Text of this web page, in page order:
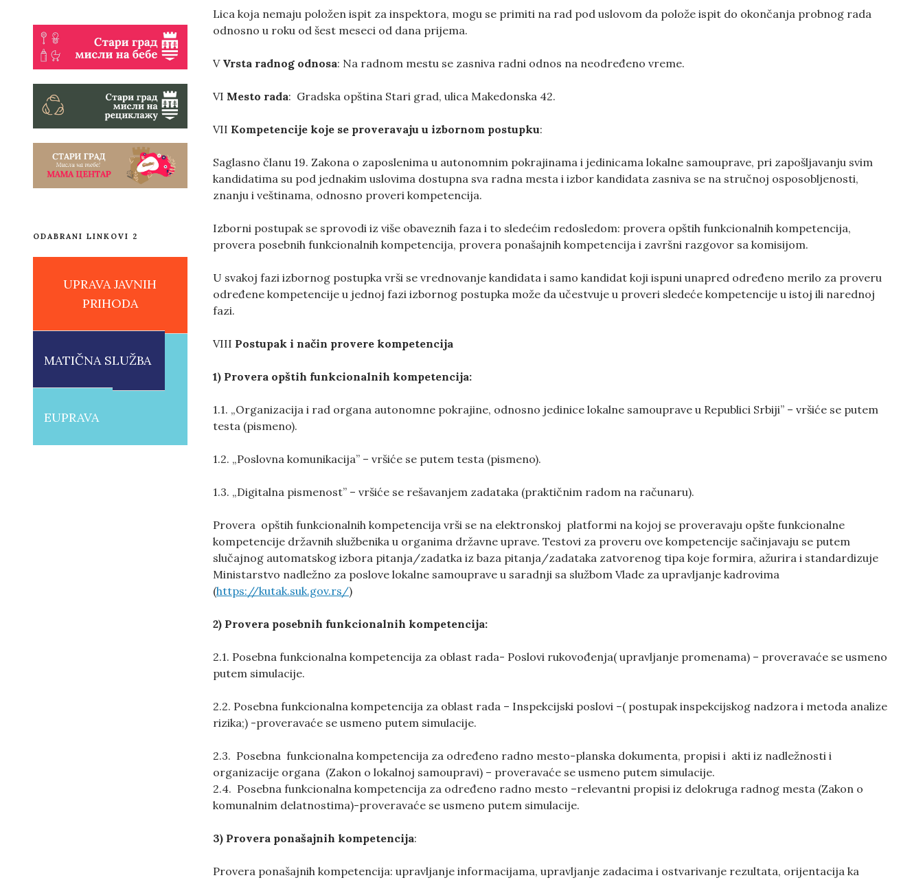
ODABRANI LINKOVI 2
UPRAVA JAVNIH
PRIHODA
MATIČNA SLUŽBA
EUPRAVA
Lica koja nemaju položen ispit za inspektora, mogu se primiti na rad pod uslovom da polože ispit do okončanja probnog rada
odnosno u roku od šest meseci od dana prijema.
V Vrsta radnog odnosa: Na radnom mestu se zasniva radni odnos na neodređeno vreme.
VI Mesto rada: Gradska opština Stari grad, ulica Makedonska 42.
VII Kompetencije koje se proveravaju u izbornom postupku:
Saglasno članu 19. Zakona o zaposlenima u autonomnim pokrajinama i jedinicama lokalne samouprave, pri zapošljavanju svim
kandidatima su pod jednakim uslovima dostupna sva radna mesta i izbor kandidata zasniva se na stručnoj osposobljenosti,
znanju i veštinama, odnosno proveri kompetencija.
Izborni postupak se sprovodi iz više obaveznih faza i to sledećim redosledom: provera opštih funkcionalnih kompetencija,
provera posebnih funkcionalnih kompetencija, provera ponašajnih kompetencija i završni razgovor sa komisijom.
U svakoj fazi izbornog postupka vrši se vrednovanje kandidata i samo kandidat koji ispuni unapred određeno merilo za proveru
određene kompetencije u jednoj fazi izbornog postupka može da učestvuje u proveri sledeće kompetencije u istoj ili narednoj
fazi.
VIII Postupak i način provere kompetencija
1) Provera opštih funkcionalnih kompetencija:
1.1. „Organizacija i rad organa autonomne pokrajine, odnosno jedinice lokalne samouprave u Republici Srbiji” – vršiće se putem
testa (pismeno).
1.2. „Poslovna komunikacija” – vršiće se putem testa (pismeno).
1.3. „Digitalna pismenost” – vršiće se rešavanjem zadataka (praktičnim radom na računaru).
Provera opštih funkcionalnih kompetencija vrši se na elektronskoj platformi na kojoj se proveravaju opšte funkcionalne
kompetencije državnih službenika u organima državne uprave. Testovi za proveru ove kompetencije sačinjavaju se putem
slučajnog automatskog izbora pitanja/zadatka iz baza pitanja/zadataka zatvorenog tipa koje formira, ažurira i standardizuje
Ministarstvo nadležno za poslove lokalne samouprave u saradnji sa službom Vlade za upravljanje kadrovima
(https://kutak.suk.gov.rs/)
2) Provera posebnih funkcionalnih kompetencija:
2.1. Posebna funkcionalna kompetencija za oblast rada- Poslovi rukovođenja( upravljanje promenama) – proveravaće se usmeno
putem simulacije.
2.2. Posebna funkcionalna kompetencija za oblast rada – Inspekcijski poslovi –( postupak inspekcijskog nadzora i metoda analize
rizika;) -proveravaće se usmeno putem simulacije.
2.3. Posebna funkcionalna kompetencija za određeno radno mesto-planska dokumenta, propisi i akti iz nadležnosti i
organizacije organa (Zakon o lokalnoj samoupravi) – proveravaće se usmeno putem simulacije.
2.4. Posebna funkcionalna kompetencija za određeno radno mesto –relevantni propisi iz delokruga radnog mesta (Zakon o
komunalnim delatnostima)-proveravaće se usmeno putem simulacije.
3) Provera ponašajnih kompetencija:
Provera ponašajnih kompetencija: upravljanje informacijama, upravljanje zadacima i ostvarivanje rezultata, orijentacija ka